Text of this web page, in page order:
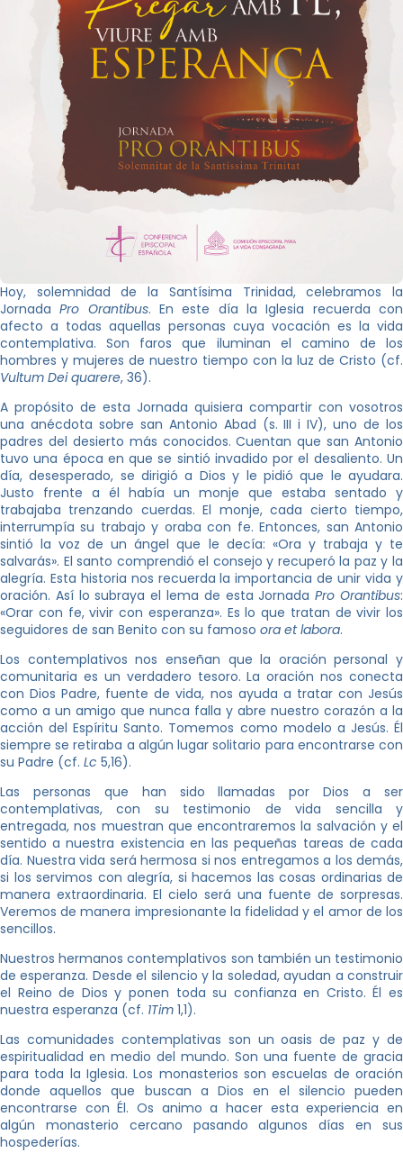
Hoy, solemnidad de la Santísima Trinidad, celebramos la
JornadaPro Orantibus. En este día la Iglesia recuerda con
afecto a todas aquellas personas cuya vocación es la vida
contemplativa. Son faros que iluminan el camino de los
hombres y mujeres de nuestro tiempo con la luz de Cristo (cf.
Vultum Dei quarere, 36).
A propósito de esta Jornada quisiera compartir con vosotros
una anécdota sobre san Antonio Abad (s. III i IV), uno de los
padres del desierto más conocidos. Cuentan que san Antonio
tuvo una época en que se sintió invadido por el desaliento. Un
día, desesperado, se dirigió a Dios y le pidió que le ayudara.
Justo frente a él había un monje que estaba sentado y
trabajaba trenzando cuerdas. El monje, cada cierto tiempo,
interrumpía su trabajo y oraba con fe. Entonces, san Antonio
sintió la voz de un ángel que le decía: «Ora y trabaja y te
salvarás». El santo comprendió el consejo y recuperó la paz y la
alegría. Esta historia nos recuerda la importancia de unir vida y
oración. Así lo subraya el lema de esta JornadaPro Orantibus:
«Orar con fe, vivir con esperanza». Es lo que tratan de vivir los
seguidores de san Benito con su famoso ora et labora.
Los contemplativos nos enseñan que la oración personal y
comunitaria es un verdadero tesoro. La oración nos conecta
con Dios Padre, fuente de vida, nos ayuda a tratar con Jesús
como a un amigo que nunca falla y abre nuestro corazón a la
acción del Espíritu Santo. Tomemos como modelo a Jesús. Él
siempre se retiraba a algún lugar solitario para encontrarse con
su Padre (cf. Lc 5,16).
Las personas que han sido llamadas por Dios a ser
contemplativas, con su testimonio de vida sencilla y
entregada, nos muestran que encontraremos la salvación y el
sentido a nuestra existencia en las pequeñas tareas de cada
día. Nuestra vida será hermosa si nos entregamos a los demás,
si los servimos con alegría, si hacemos las cosas ordinarias de
manera extraordinaria. El cielo será una fuente de sorpresas.
Veremos de manera impresionante la fidelidad y el amor de los
sencillos.
Nuestros hermanos contemplativos son también un testimonio
de esperanza. Desde el silencio y la soledad, ayudan a construir
el Reino de Dios y ponen toda su confianza en Cristo. Él es
nuestra esperanza (cf. 1Tim 1,1).
Las comunidades contemplativas son un oasis de paz y de
espiritualidad en medio del mundo. Son una fuente de gracia
para toda la Iglesia. Los monasterios son escuelas de oración
donde aquellos que buscan a Dios en el silencio pueden
encontrarse con Él. Os animo a hacer esta experiencia en
algún monasterio cercano pasando algunos días en sus
hospederías.